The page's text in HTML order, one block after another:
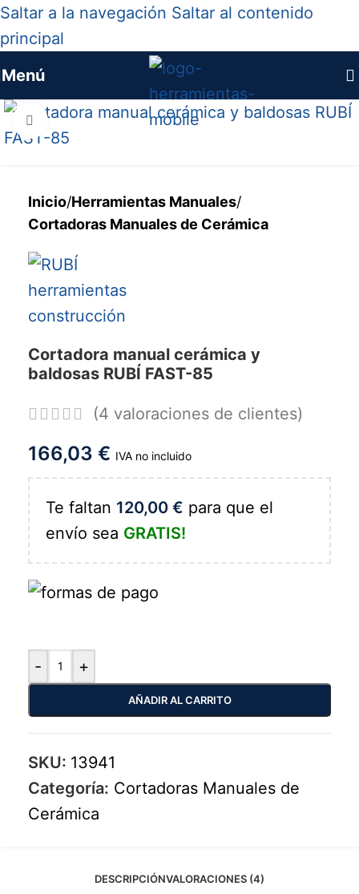
Saltar a la navegación Saltar al contenido
principal
Menú
Haga clic para ampliar
Inicio/Herramientas Manuales/
Cortadoras Manuales de Cerámica
Cortadora manual cerámica y
baldosas RUBÍ FAST-85
(4 valoraciones de clientes)
166,03 € IVA no incluido
Te faltan 120,00 € para que el
envío sea GRATIS!
- +
AÑADIR AL CARRITO
SKU: 13941
Categoría: Cortadoras Manuales de
Cerámica
DESCRIPCIÓNVALORACIONES (4)